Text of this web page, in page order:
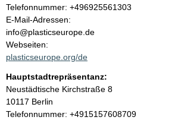
a
l
t
K
o
n
t
a
t
i
n
Telefonnummer: +496925561303
E-Mail-Adressen:
info@plasticseurope.de
Webseiten:
plasticseurope.org/de
Hauptstadtrepräsentanz:
A
d
r
Neustädtische Kirchstraße 8
10117 Berlin
K
Telefonnummer: +4915157608709